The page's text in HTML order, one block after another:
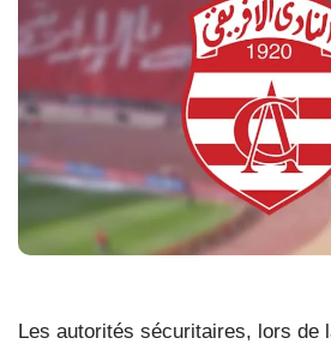
Les autorités sécuritaires, lors de